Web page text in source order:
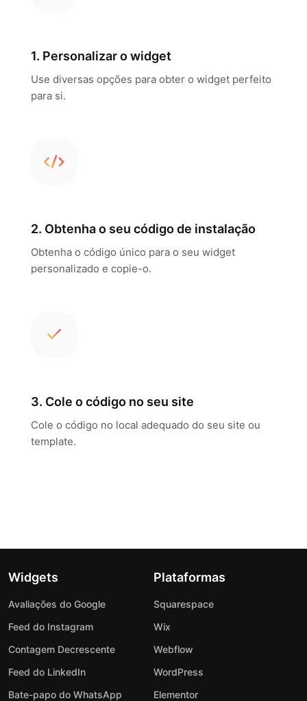
1. Personalizar o widget
Use diversas opções para obter o widget perfeito
para si.
2. Obtenha o seu código de instalação
Obtenha o código único para o seu widget
personalizado e copie-o.
3. Cole o código no seu site
Cole o código no local adequado do seu site ou
template.
Widgets
Avaliações do Google
Feed do Instagram
Contagem Decrescente
Feed do LinkedIn
Bate-papo do WhatsApp
Plataformas
Squarespace
Wix
Webflow
WordPress
Elementor